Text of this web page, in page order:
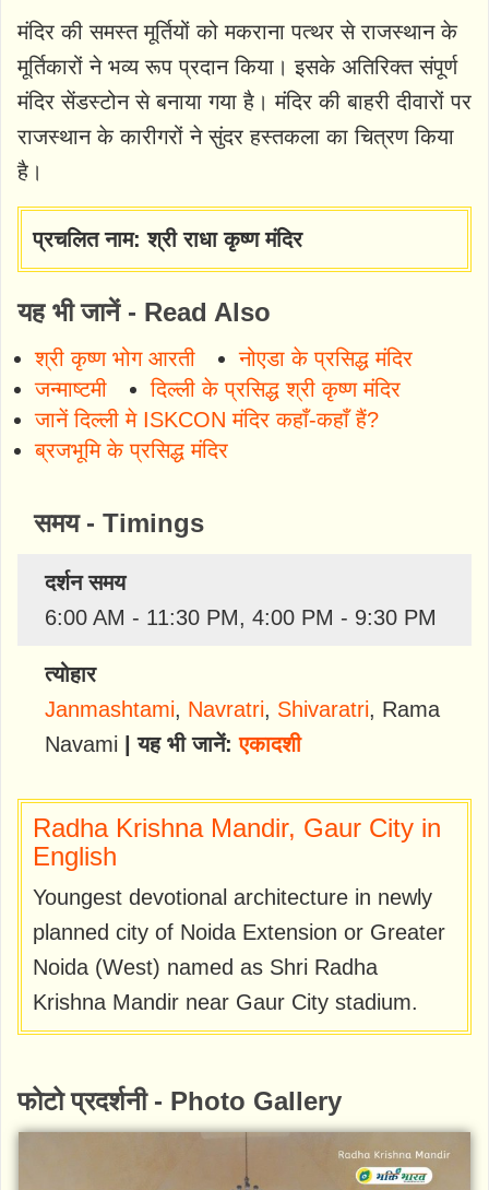
मंदिर की समस्त मूर्तियों को मकराना पत्थर से राजस्थान के
मूर्तिकारों ने भव्य रूप प्रदान किया। इसके अतिरिक्त संपूर्ण
मंदिर सेंडस्टोन से बनाया गया है। मंदिर की बाहरी दीवारों पर
राजस्थान के कारीगरों ने सुंदर हस्तकला का चित्रण किया
है।
प्रचलित नाम: श्री राधा कृष्ण मंदिर
यह भी जानें - Read Also
श्री कृष्ण भोग आरती
नोएडा के प्रसिद्ध मंदिर
जन्माष्टमी
दिल्ली के प्रसिद्ध श्री कृष्ण मंदिर
जानें दिल्ली मे ISKCON मंदिर कहाँ-कहाँ हैं?
ब्रजभूमि के प्रसिद्ध मंदिर
समय - Timings
दर्शन समय
6:00 AM - 11:30 PM, 4:00 PM - 9:30 PM
त्योहार
Janmashtami, Navratri, Shivaratri, Rama
Navami | यह भी जानें:एकादशी
Radha Krishna Mandir, Gaur City in
English
Youngest devotional architecture in newly
planned city of Noida Extension or Greater
Noida (West) named as Shri Radha
Krishna Mandir near Gaur City stadium.
फोटो प्रदर्शनी - Photo Gallery